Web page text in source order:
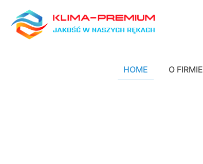
HOME O FIRMIE